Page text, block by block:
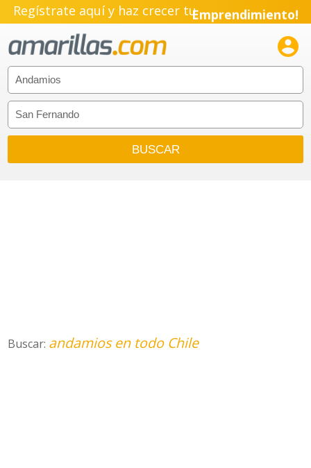
Regístrate aquí y haz crecer tuEmprendimiento!

Buscar: andamios en todo Chile